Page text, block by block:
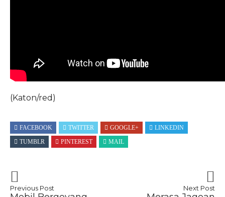
(Katon/red)
FACEBOOK TWITTER GOOGLE+
LINKEDIN
TUMBLR
PINTEREST MAIL
Previous Post Next Post